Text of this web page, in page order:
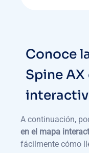
Conoce
Spine AX
A continuación,
en el mapa
fácilmente cómo